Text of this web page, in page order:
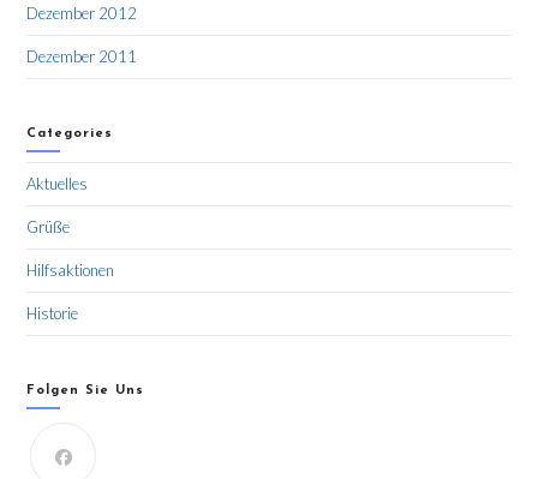
Dezember 2012
Dezember 2011
Categories
Aktuelles
Grüße
Hilfsaktionen
Historie
Folgen Sie Uns